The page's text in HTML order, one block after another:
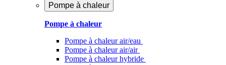
Pompe à chaleur
Pompe à chaleur
Pompe à chaleur air/eau
Pompe à chaleur air/air
Pompe à chaleur hybride